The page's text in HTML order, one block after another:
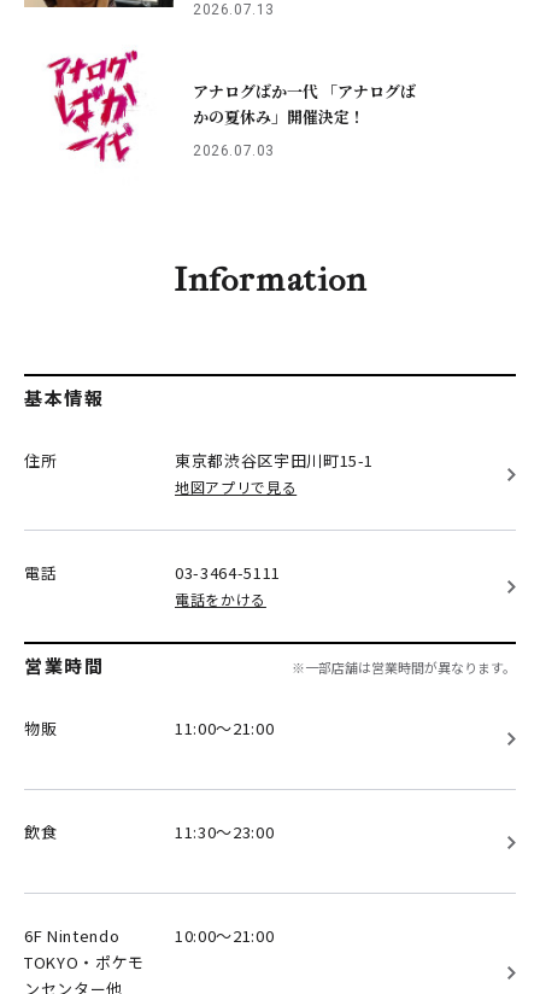
2026.07.13
アナログばか一代 「アナログば
かの夏休み」開催決定！
2026.07.03
Information
基本情報
住所 東京都渋谷区宇田川町15-1
地図アプリで見る
電話 03-3464-5111
電話をかける
営業時間 ※一部店舗は営業時間が異なります。
物販 11:00～21:00
飲食 11:30～23:00
6F Nintendo
TOKYO・ポケモ
ンセンター他
10:00～21:00